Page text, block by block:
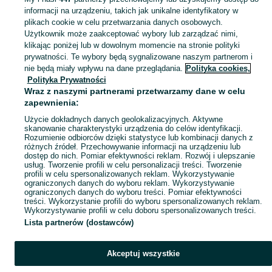
KATEGORIA
Skorzystaj z największego serwisu ogłoszeniowego - Stare Kozuby i okolice! Kupuj to, czego pragniesz i sprzedawaj to, czego już nie potrzebujesz! Zobacz
Mapa kategorii
Mapa miejscowości
Mapa ministron
Popularne wyszukiwania
informacji na urządzeniu, takich jak unikalne identyfikatory w
plikach cookie w celu przetwarzania danych osobowych.
Użytkownik może zaakceptować wybory lub zarządzać nimi,
klikając poniżej lub w dowolnym momencie na stronie polityki
prywatności. Te wybory będą sygnalizowane naszym partnerom i
nie będą miały wpływu na dane przeglądania. Polityka cookies,
Polityka Prywatności
Wraz z naszymi partnerami przetwarzamy dane w celu
zapewnienia:
Użycie dokładnych danych geolokalizacyjnych. Aktywne
skanowanie charakterystyki urządzenia do celów identyfikacji.
Rozumienie odbiorców dzięki statystyce lub kombinacji danych z
różnych źródeł. Przechowywanie informacji na urządzeniu lub
dostęp do nich. Pomiar efektywności reklam. Rozwój i ulepszanie
usług. Tworzenie profili w celu personalizacji treści. Tworzenie
profili w celu spersonalizowanych reklam. Wykorzystywanie
ograniczonych danych do wyboru reklam. Wykorzystywanie
ograniczonych danych do wyboru treści. Pomiar efektywności
treści. Wykorzystanie profili do wyboru spersonalizowanych reklam.
Wykorzystywanie profili w celu doboru spersonalizowanych treści.
Lista partnerów (dostawców)
Akceptuj wszystkie